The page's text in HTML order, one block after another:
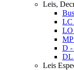
Leis,
LC
LO
D -
DL
Leis